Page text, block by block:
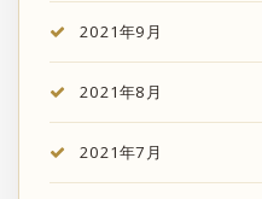
2021年9月
2021年8月
2021年7月